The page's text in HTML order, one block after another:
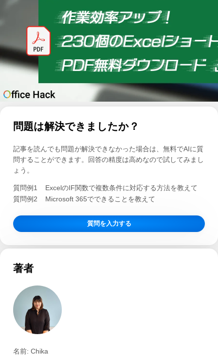
問題は解決できましたか？
記事を読んでも問題が解決できなかった場合は、無料でAIに質
問することができます。回答の精度は高めなので試してみまし
ょう。
質問例1
ExcelのIF関数で複数条件に対応する方法を教えて
質問例2
Microsoft 365でできることを教えて
質問を入力する
著者
名前: Chika